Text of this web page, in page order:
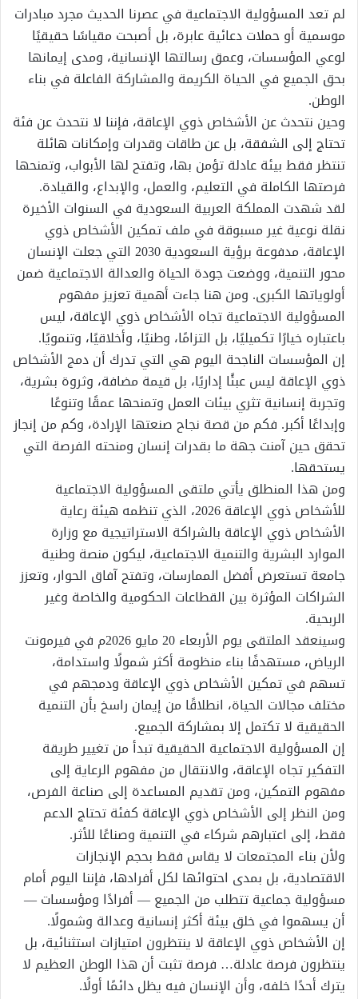
لم تعد المسؤولية الاجتماعية في عصرنا الحديث مجرد مبادرات
موسمية أو حملات دعائية عابرة، بل أصبحت مقياسًا حقيقيًا
لوعي المؤسسات، وعمق رسالتها الإنسانية، ومدى إيمانها
بحق الجميع في الحياة الكريمة والمشاركة الفاعلة في بناء
الوطن.
وحين نتحدث عن الأشخاص ذوي الإعاقة، فإننا لا نتحدث عن فئة
تحتاج إلى الشفقة، بل عن طاقات وقدرات وإمكانات هائلة
تنتظر فقط بيئة عادلة تؤمن بها، وتفتح لها الأبواب، وتمنحها
فرصتها الكاملة في التعليم، والعمل، والإبداع، والقيادة.
لقد شهدت المملكة العربية السعودية في السنوات الأخيرة
نقلة نوعية غير مسبوقة في ملف تمكين الأشخاص ذوي
الإعاقة، مدفوعة برؤية السعودية 2030 التي جعلت الإنسان
محور التنمية، ووضعت جودة الحياة والعدالة الاجتماعية ضمن
أولوياتها الكبرى. ومن هنا جاءت أهمية تعزيز مفهوم
المسؤولية الاجتماعية تجاه الأشخاص ذوي الإعاقة، ليس
باعتباره خيارًا تكميليًا، بل التزامًا، وطنيًا، وأخلاقيًا، وتنمويًا.
إن المؤسسات الناجحة اليوم هي التي تدرك أن دمج الأشخاص
ذوي الإعاقة ليس عبئًا إداريًا، بل قيمة مضافة، وثروة بشرية،
وتجربة إنسانية تثري بيئات العمل وتمنحها عمقًا وتنوعًا
وإبداعًا أكبر. فكم من قصة نجاح صنعتها الإرادة، وكم من إنجاز
تحقق حين آمنت جهة ما بقدرات إنسان ومنحته الفرصة التي
يستحقها.
ومن هذا المنطلق يأتي ملتقى المسؤولية الاجتماعية
للأشخاص ذوي الإعاقة 2026، الذي تنظمه هيئة رعاية
الأشخاص ذوي الإعاقة بالشراكة الاستراتيجية مع وزارة
الموارد البشرية والتنمية الاجتماعية، ليكون منصة وطنية
جامعة تستعرض أفضل الممارسات، وتفتح آفاق الحوار، وتعزز
الشراكات المؤثرة بين القطاعات الحكومية والخاصة وغير
الربحية.
وسينعقد الملتقى يوم الأربعاء 20 مايو 2026م في فيرمونت
الرياض، مستهدفًا بناء منظومة أكثر شمولًا واستدامة،
تسهم في تمكين الأشخاص ذوي الإعاقة ودمجهم في
مختلف مجالات الحياة، انطلاقًا من إيمان راسخ بأن التنمية
الحقيقية لا تكتمل إلا بمشاركة الجميع.
إن المسؤولية الاجتماعية الحقيقية تبدأ من تغيير طريقة
التفكير تجاه الإعاقة، والانتقال من مفهوم الرعاية إلى
مفهوم التمكين، ومن تقديم المساعدة إلى صناعة الفرص،
ومن النظر إلى الأشخاص ذوي الإعاقة كفئة تحتاج الدعم
فقط، إلى اعتبارهم شركاء في التنمية وصناعًا للأثر.
ولأن بناء المجتمعات لا يقاس فقط بحجم الإنجازات
الاقتصادية، بل بمدى احتوائها لكل أفرادها، فإننا اليوم أمام
مسؤولية جماعية تتطلب من الجميع — أفرادًا ومؤسسات —
أن يسهموا في خلق بيئة أكثر إنسانية وعدالة وشمولًا.
إن الأشخاص ذوي الإعاقة لا ينتظرون امتيازات استثنائية، بل
ينتظرون فرصة عادلة… فرصة تثبت أن هذا الوطن العظيم لا
يترك أحدًا خلفه، وأن الإنسان فيه يظل دائمًا أولًا.